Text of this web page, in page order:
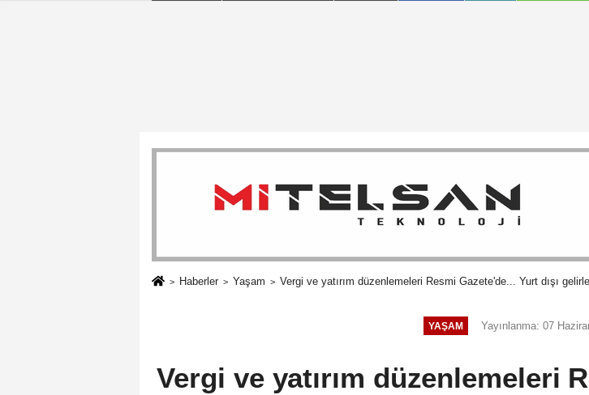
Haberler Yaşam Vergi ve yatırım düzenlemeleri Resmi Gazete'de... Yurt dışı
YAŞAM Yayınlanma: 07
Vergi ve yatırım düzenlemeleri